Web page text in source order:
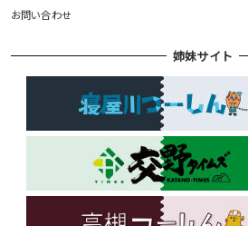
お問い合わせ
姉妹サイト